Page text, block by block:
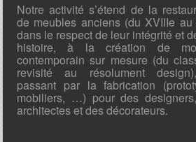
Notre activité s’étend de la
de meubles anciens (du XVIIIe au
dans le respect de leur intégrité et
histoire, à la création de
contemporain sur mesure (du
revisité au résolument
passant par la fabrication
mobiliers, …) pour des
architectes et des décorateurs.